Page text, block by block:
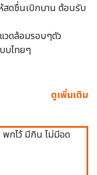
สดชื่นเบิกบาน ต้อนรับ
วดล้อมรอบๆตัว
บไทยๆ
ดูเพิ่มเติม